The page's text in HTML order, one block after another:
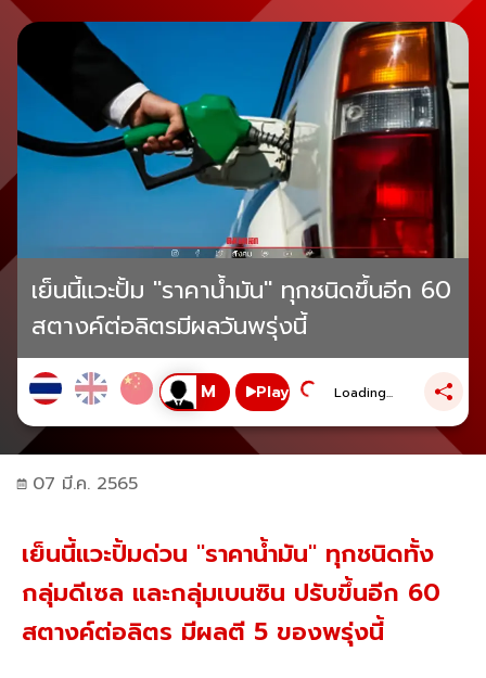
เย็นนี้แวะปั้ม "ราคาน้ำมัน" ทุกชนิดขึ้นอีก 60
สตางค์ต่อลิตรมีผลวันพรุ่งนี้
Play Loading...
07 มี.ค. 2565
เย็นนี้แวะปั้มด่วน "ราคาน้ำมัน" ทุกชนิดทั้ง
กลุ่มดีเซล และกลุ่มเบนซิน ปรับขึ้นอีก 60
สตางค์ต่อลิตร มีผลตี 5 ของพรุ่งนี้